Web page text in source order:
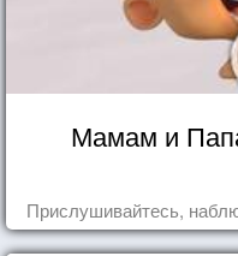
Мамам и
Прислушивайтесь,